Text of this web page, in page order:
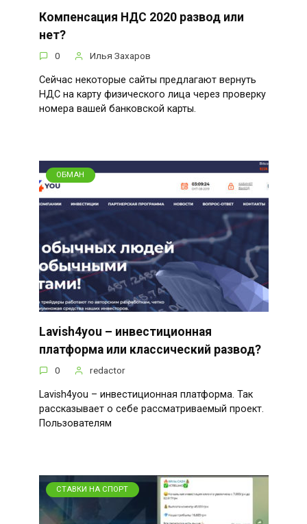
Компенсация НДС 2020 развод или
нет?
0 Илья Захаров
Сейчас некоторые сайты предлагают вернуть
НДС на карту физического лица через проверку
номера вашей банковской карты.
ОБМАН
Lavish4you – инвестиционная
платформа или классический развод?
0 redactor
Lavish4you – инвестиционная платформа. Так
рассказывает о себе рассматриваемый проект.
Пользователям
СТАВКИ НА СПОРТ